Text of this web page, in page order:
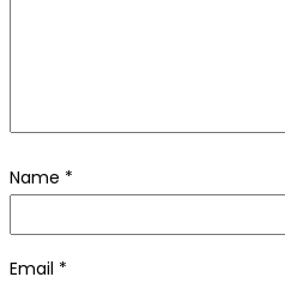
Name *
Email *